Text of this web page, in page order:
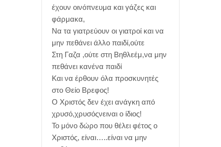
έχουν οινόπνευμα και γάζες και
φάρμακα,
Να τα γιατρεύουν οι γιατροί και να
μην πεθάνει άλλο παιδί,ούτε
Στη Γαζα ,ούτε στη Βηθλεέμ,να μην
πεθάνει κανένα παιδί
Και να έρθουν όλα προσκυνητές
στο Θείο Βρεφος!
Ο Χριστός δεν έχει ανάγκη από
χρυσό,χρυσόςνειναι ο ίδιος!
Το μόνο δώρο που θέλει φέτος ο
Χριστός, είναι…..είναι να μην